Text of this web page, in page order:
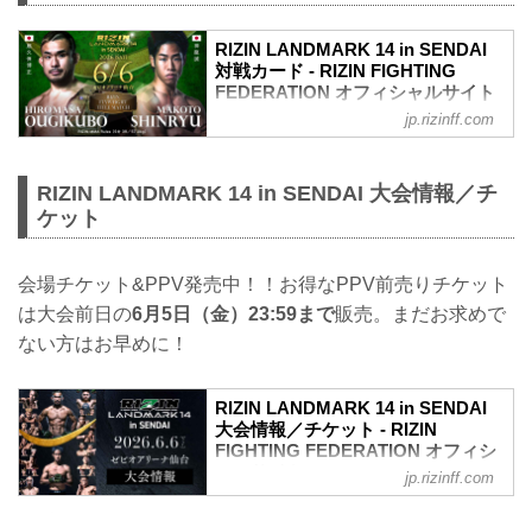
RIZIN LANDMARK 14 in SENDAI
対戦カード - RIZIN FIGHTING
FEDERATION オフィシャルサイト
フライ級タイトルマッチ／扇久保博正 vs.
RIZIN MMAルール：5分 3R（57.0kg）
元谷友貴 vs. トニー・ララミー
元谷友貴 vs. トニー・ララミー
矢地祐介 vs. ISAO
RIZIN MMAルール：5分3R（71.0kg）
ル海
RIZIN MMAルール：5分3R（71.0kg）...
jp.rizinff.com
RIZIN LANDMARK 14 in SENDAI 大会情報／チ
ケット
会場チケット&PPV発売中！！お得なPPV前売りチケット
は大会前日の6月5日（金）23:59まで販売。まだお求めで
ない方はお早めに！
RIZIN LANDMARK 14 in SENDAI
大会情報／チケット - RIZIN
FIGHTING FEDERATION オフィシ
jp.rizinff.com